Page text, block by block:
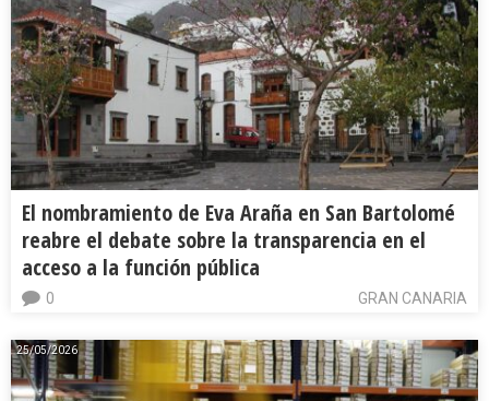
El nombramiento de Eva Araña en San Bartolomé
reabre el debate sobre la transparencia en el
acceso a la función pública
GRAN CANARIA
0
25/05/2026